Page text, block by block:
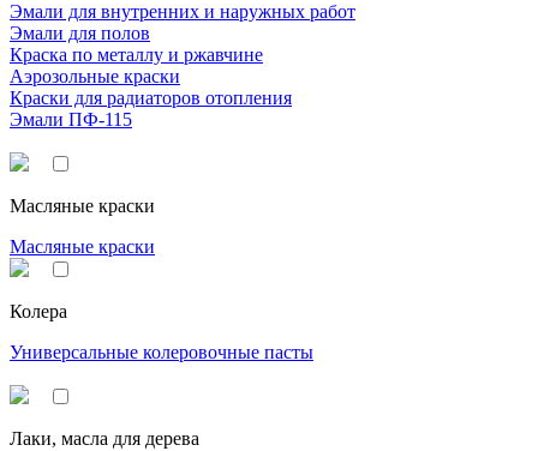
Эмали для внутренних и наружных работ
Эмали для полов
Краска по металлу и ржавчине
Аэрозольные краски
Краски для радиаторов отопления
Эмали ПФ-115
Масляные краски
Масляные краски
Колера
Универсальные колеровочные пасты
Лаки, масла для дерева